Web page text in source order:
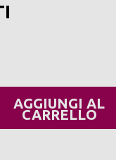
AGGIUNGI AL
CARRELLO